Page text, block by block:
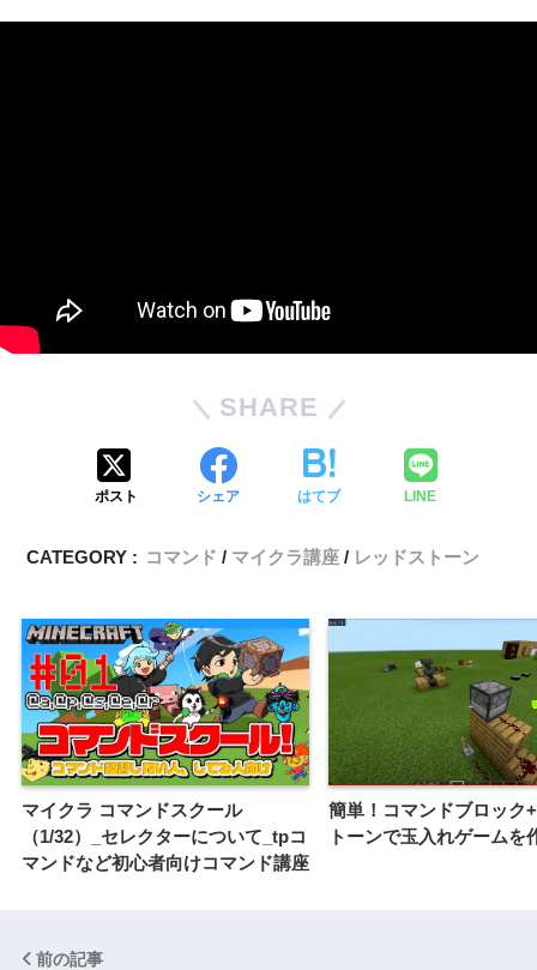
SHARE
ポスト シェア はてブ LINE
CATEGORY : コマンド マイクラ講座 レッドストーン
マイクラ コマンドスクール
（1/32）_セレクターについて_tpコ
マンドなど初心者向けコマンド講座
簡単！コマンドブロック
トーンで玉入れゲームを
前の記事